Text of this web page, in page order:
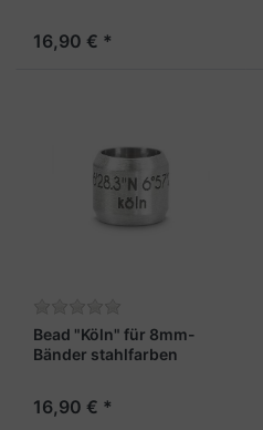
16,90 € *
Bead "Köln" für 8mm-
Bänder stahlfarben
16,90 € *